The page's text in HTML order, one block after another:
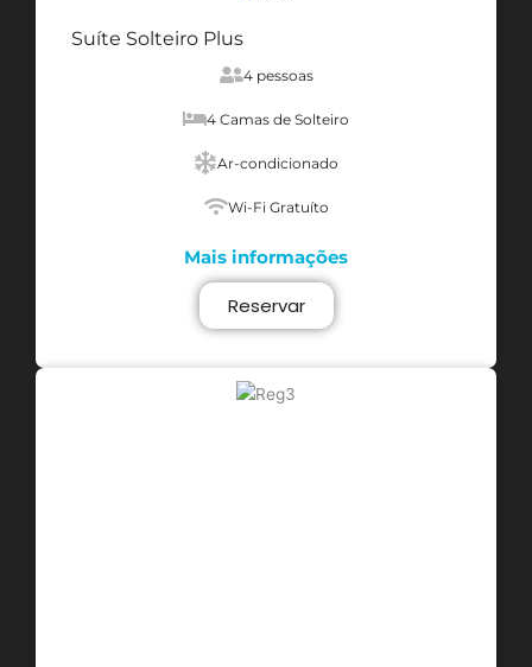
Suíte Solteiro Plus
4 pessoas
4 Camas de Solteiro
Ar-condicionado
Wi-Fi Gratuíto
Mais informações
Reservar